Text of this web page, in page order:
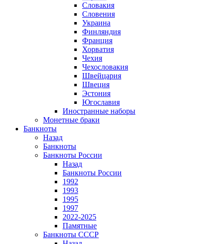
Словакия
Словения
Украина
Финляндия
Франция
Хорватия
Чехия
Чехословакия
Швейцария
Швеция
Эстония
Югославия
Иностранные наборы
Монетные браки
Банкноты
Назад
Банкноты
Банкноты России
Назад
Банкноты России
1992
1993
1995
1997
2022-2025
Памятные
Банкноты СССР